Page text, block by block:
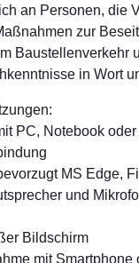
an Personen, die
zur
Baustellenverkehr
in Wort
PC, Notebook
MS Edge,
und
Bildschirm
mit Smartphone